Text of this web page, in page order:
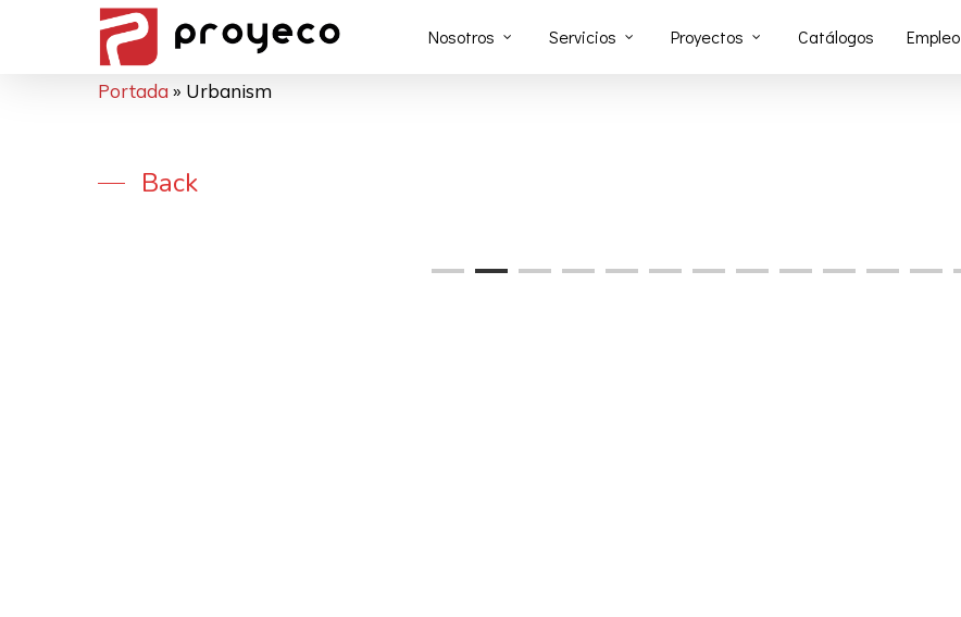
Nosotros Servicios Proyectos Catálogos Empleo
Portada » Urbanism
Back